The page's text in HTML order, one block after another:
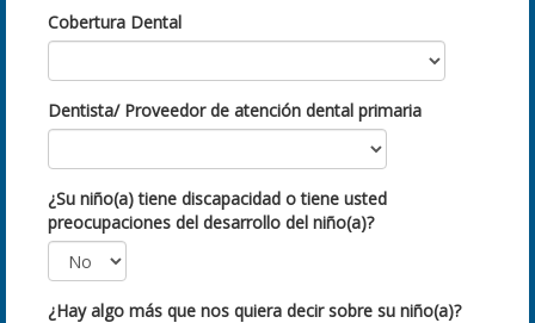
Cobertura Dental
Dentista/ Proveedor de atención dental primaria
¿Su niño(a) tiene discapacidad o tiene usted
preocupaciones del desarrollo del niño(a)?
¿Hay algo más que nos quiera decir sobre su niño(a)?